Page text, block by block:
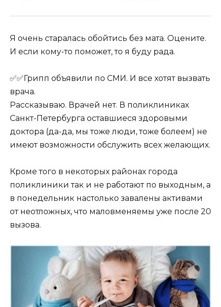
Я очень старалась обойтись без мата. Оцените.
И если кому-то поможет, то я буду рада.
✅✅Грипп объявили по СМИ. И все хотят вызвать
врача.
Рассказываю. Врачей нет. В поликлиниках
Санкт-Петербурга оставшиеся здоровыми
доктора (да-да, мы тоже люди, тоже болеем) не
имеют возможности обслужить всех желающих.
Кроме того в некоторых районах города
поликлиники так и не работают по выходным, а
в понедельник настолько завалены активами
от неотложных, что маловменяемы уже после 20
вызова.